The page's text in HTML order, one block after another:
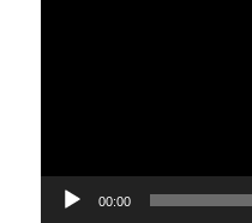
00:00